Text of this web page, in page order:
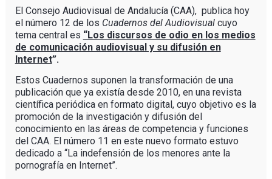
El Consejo Audiovisual de Andalucía (CAA), publica hoy
el número 12 de los Cuadernos del Audiovisual cuyo
tema central es “Los discursos de odio en los medios
de comunicación audiovisual y su difusión en
Internet”.
Estos Cuadernos suponen la transformación de una
publicación que ya existía desde 2010, en una revista
científica periódica en formato digital, cuyo objetivo es la
promoción de la investigación y difusión del
conocimiento en las áreas de competencia y funciones
del CAA. El número 11 en este nuevo formato estuvo
dedicado a “La indefensión de los menores ante la
pornografía en Internet”.